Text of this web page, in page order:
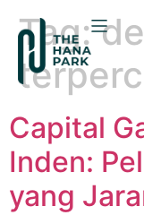
Tag:
Capital
Inden:
yang